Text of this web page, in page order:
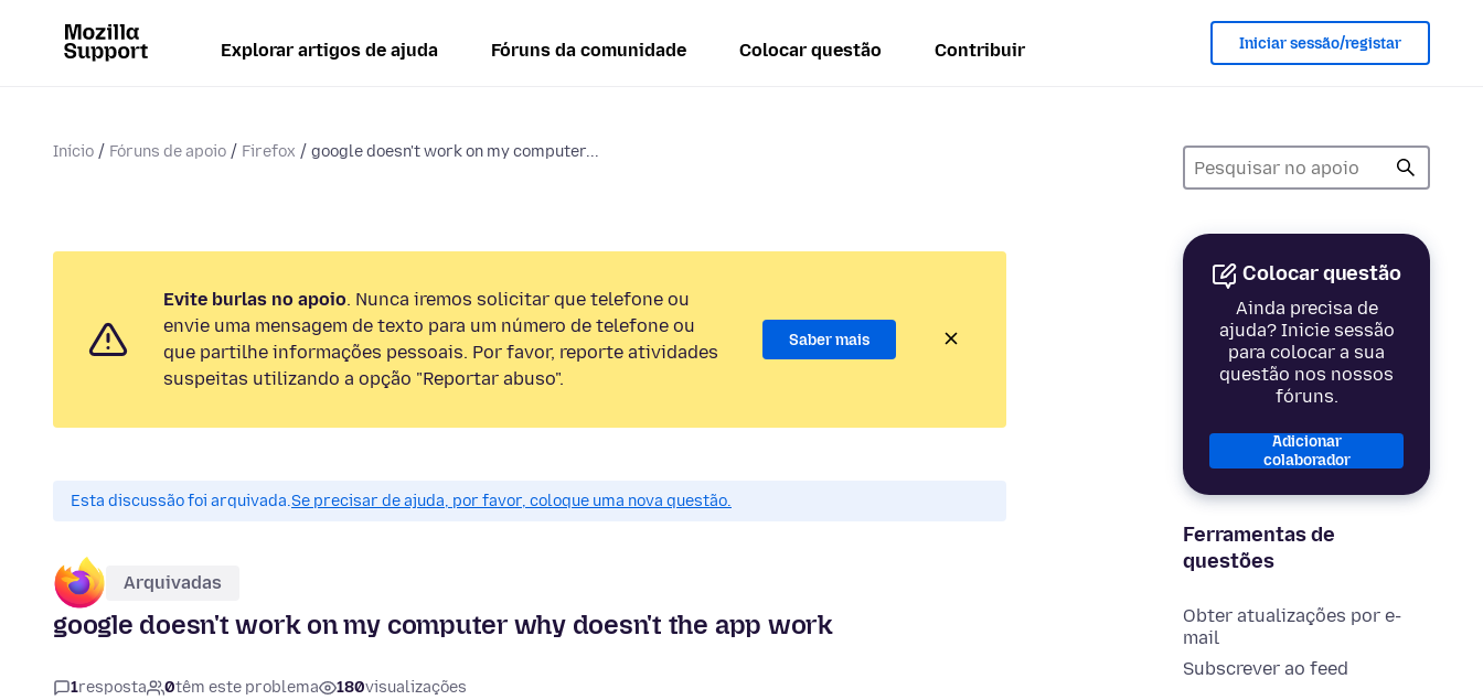
Explorar artigos de ajuda Fóruns da comunidade Colocar questão Contribuir Iniciar sessão/registar
Início Fóruns de apoio Firefox google doesn't work on my computer...
Colocar questão
Ainda precisa de
ajuda? Inicie sessão
para colocar a sua
questão nos nossos
fóruns.
Adicionar
colaborador
Ferramentas de
questões
Obter atualizações por e-
mail
Subscrever ao feed
Evite burlas no apoio. Nunca iremos solicitar que telefone ou
envie uma mensagem de texto para um número de telefone ou
que partilhe informações pessoais. Por favor, reporte atividades
suspeitas utilizando a opção "Reportar abuso".
Saber mais
Esta discussão foi arquivada.Se precisar de ajuda, por favor, coloque uma nova questão.
Arquivadas
google doesn't work on my computer why doesn't the app work
1resposta 0têm este problema 180visualizações